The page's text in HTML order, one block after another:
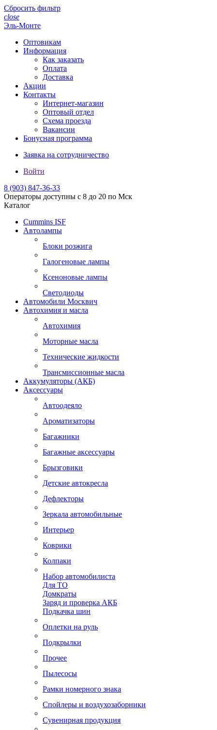
Сбросить фильтр
close
Эль-Монте
Оптовикам
Информация
Как заказать
Оплата
Доставка
Акции
Контакты
Интернет-магазин
Оптовый отдел
Схема проезда
Вакансии
Бонусная программа
Заявка на сотрудничество
Войти
8 (903) 847-36-33
Операторы доступны с 8 до 20 по Мск
Каталог
Cummins ISF
Автолампы
Блоки розжига
Галогеновые лампы
Ксеноновые лампы
Светодиоды
Автомобили Москвич
Автохимия и масла
Автохимия
Моторные масла
Технические жидкости
Трансмиссионные масла
Аккумуляторы (АКБ)
Аксессуары
Автоодеяло
Ароматизаторы
Багажники
Багажные аксессуары
Брызговики
Детские автокресла
Дефлекторы
Зеркала автомобильные
Интерьер
Коврики
Колпаки
Набор автомобилиста
Для ТО
Домкраты
Заряд и проверка АКБ
Подкачка шин
Оплетки на руль
Подкрылки
Прочее
Пылесосы
Рамки номерного знака
Спойлеры и воздухозаборники
Сувенирная продукция